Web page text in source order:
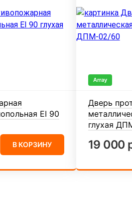
EI 90
В КОРЗИНУ
Array
Дверь
глухая
19 000